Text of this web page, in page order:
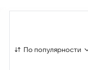
По популярности